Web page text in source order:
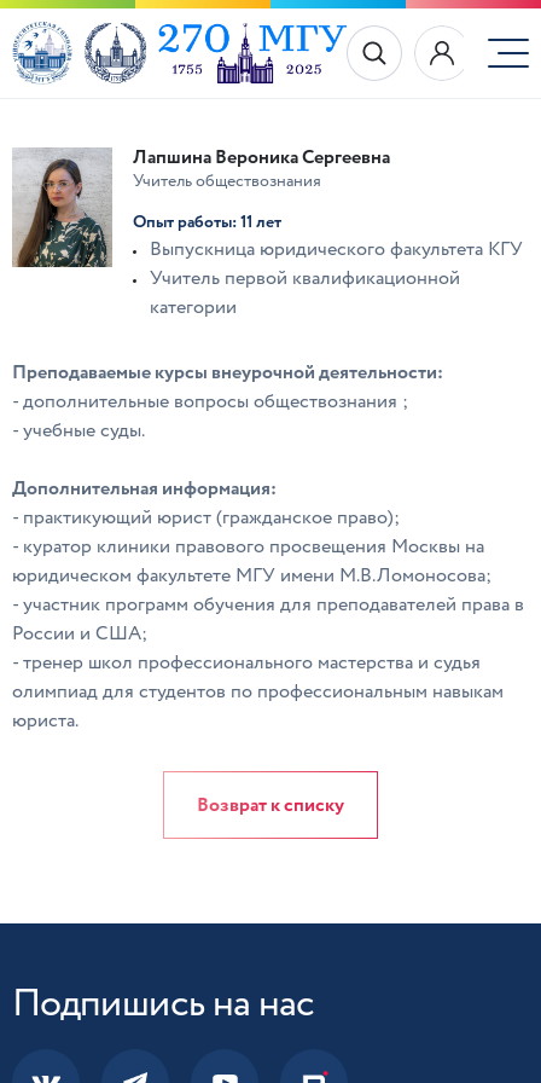
Лапшина Вероника Сергеевна
Учитель обществознания
Опыт работы: 11 лет
Выпускница юридического факультета КГУ
Учитель первой квалификационной
категории
Преподаваемые курсы внеурочной деятельности:
- дополнительные вопросы обществознания ;
- учебные суды.
Дополнительная информация:
- практикующий юрист (гражданское право);
- куратор клиники правового просвещения Москвы на
юридическом факультете МГУ имени М.В.Ломоносова;
- участник программ обучения для преподавателей права в
России и США;
- тренер школ профессионального мастерства и судья
олимпиад для студентов по профессиональным навыкам
юриста.
Возврат к списку
Подпишись на нас